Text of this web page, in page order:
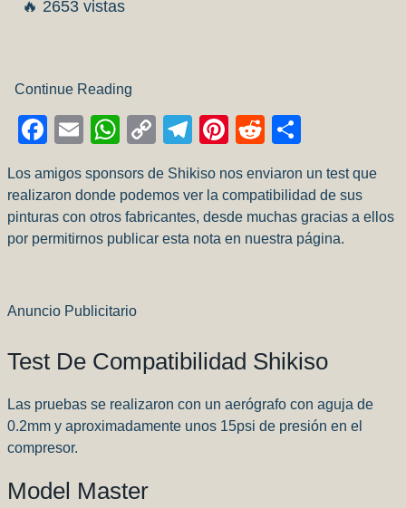
🔥 2653 vistas
Continue Reading
Facebook
EmailWhatsApp
CopyTelegram
Pinterest
Reddit
Los amigos sponsors de Shikiso nos enviaron un test que
realizaron donde podemos ver la compatibilidad de sus
pinturas con otros fabricantes, desde muchas gracias a ellos
por permitirnos publicar esta nota en nuestra página.
Anuncio Publicitario
Test De Compatibilidad Shikiso
Las pruebas se realizaron con un aerógrafo con aguja de
0.2mm y aproximadamente unos 15psi de presión en el
compresor.
Model Master